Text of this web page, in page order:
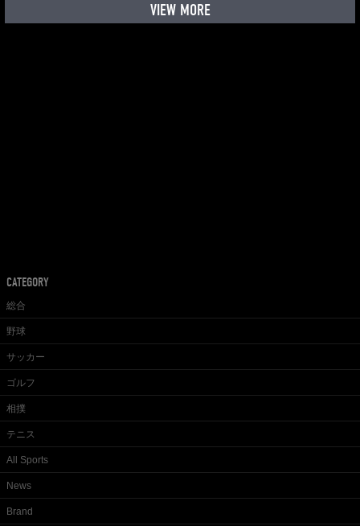
VIEW MORE
CATEGORY
総合
野球
サッカー
ゴルフ
相撲
テニス
All Sports
News
Brand